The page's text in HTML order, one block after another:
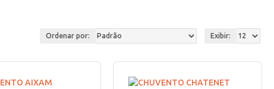
Ordenar por: Exibir: